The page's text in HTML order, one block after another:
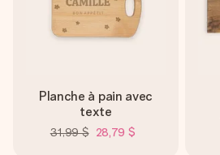
Planche à pain avec
texte
31,99 $ 28,79 $